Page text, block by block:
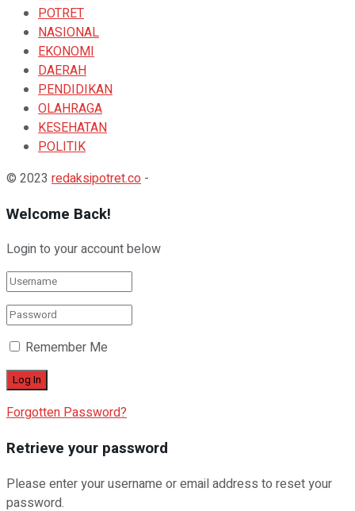
POTRET
NASIONAL
EKONOMI
DAERAH
PENDIDIKAN
OLAHRAGA
KESEHATAN
POLITIK
© 2023 redaksipotret.co -
Welcome Back!
Login to your account below
Remember Me
Forgotten Password?
Retrieve your password
Please enter your username or email address to reset your
password.